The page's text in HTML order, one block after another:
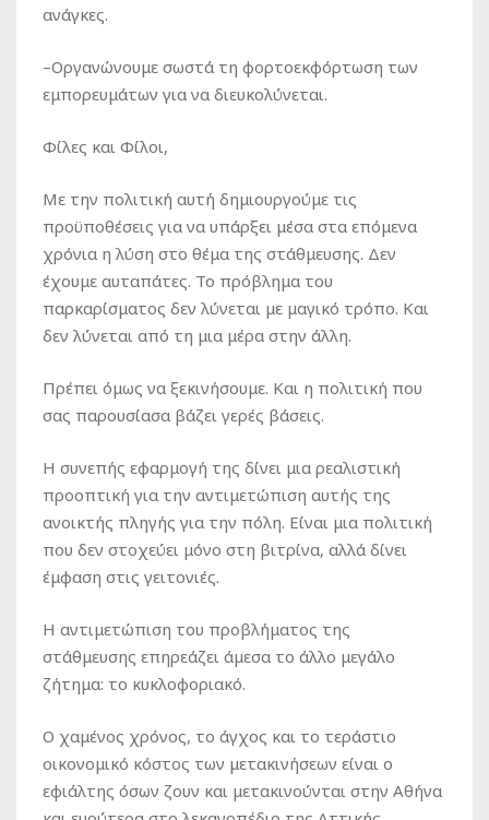
ανάγκες.
–Οργανώνουμε σωστά τη φορτοεκφόρτωση των
εμπορευμάτων για να διευκολύνεται.
Φίλες και Φίλοι,
Με την πολιτική αυτή δημιουργούμε τις
προϋποθέσεις για να υπάρξει μέσα στα επόμενα
χρόνια η λύση στο θέμα της στάθμευσης. Δεν
έχουμε αυταπάτες. Το πρόβλημα του
παρκαρίσματος δεν λύνεται με μαγικό τρόπο. Και
δεν λύνεται από τη μια μέρα στην άλλη.
Πρέπει όμως να ξεκινήσουμε. Και η πολιτική που
σας παρουσίασα βάζει γερές βάσεις.
Η συνεπής εφαρμογή της δίνει μια ρεαλιστική
προοπτική για την αντιμετώπιση αυτής της
ανοικτής πληγής για την πόλη. Είναι μια πολιτική
που δεν στοχεύει μόνο στη βιτρίνα, αλλά δίνει
έμφαση στις γειτονιές.
Η αντιμετώπιση του προβλήματος της
στάθμευσης επηρεάζει άμεσα το άλλο μεγάλο
ζήτημα: το κυκλοφοριακό.
Ο χαμένος χρόνος, το άγχος και το τεράστιο
οικονομικό κόστος των μετακινήσεων είναι ο
εφιάλτης όσων ζουν και μετακινούνται στην Αθήνα